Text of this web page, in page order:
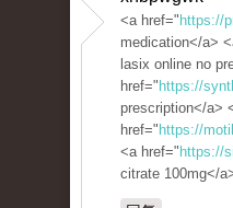
<a href=" https://
medication</a>
lasix online no
href=" https://
prescription</a>
href=" https://
<a href=" https://
citrate 100mg</